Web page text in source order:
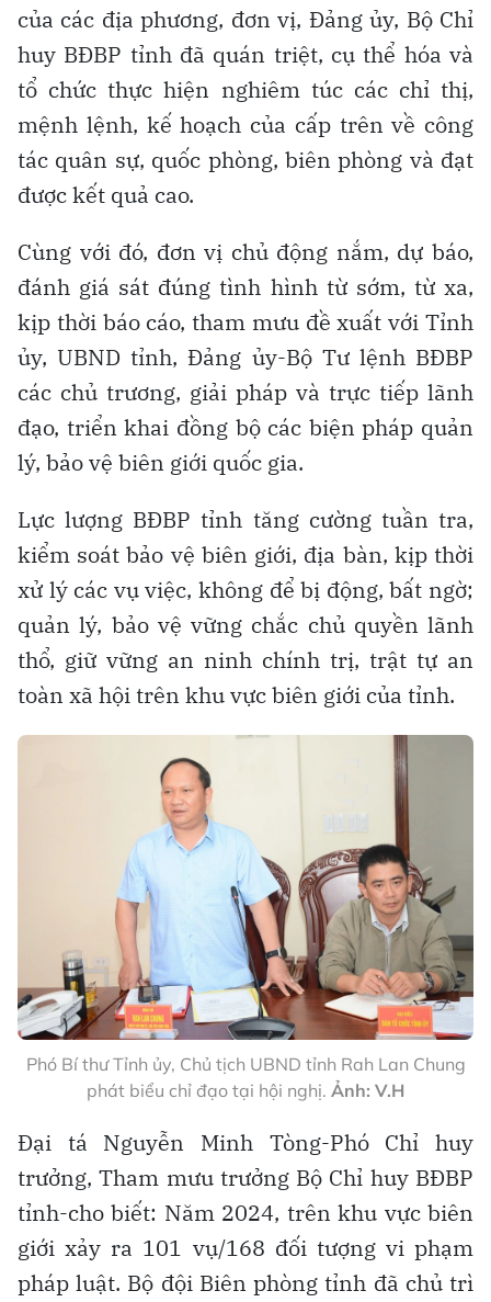
của các địa phương, đơn vị, Đảng ủy, Bộ Chỉ
huy BĐBP tỉnh đã quán triệt, cụ thể hóa và
tổ chức thực hiện nghiêm túc các chỉ thị,
mệnh lệnh, kế hoạch của cấp trên về công
tác quân sự, quốc phòng, biên phòng và đạt
được kết quả cao.
Cùng với đó, đơn vị chủ động nắm, dự báo,
đánh giá sát đúng tình hình từ sớm, từ xa,
kịp thời báo cáo, tham mưu đề xuất với Tỉnh
ủy, UBND tỉnh, Đảng ủy-Bộ Tư lệnh BĐBP
các chủ trương, giải pháp và trực tiếp lãnh
đạo, triển khai đồng bộ các biện pháp quản
lý, bảo vệ biên giới quốc gia.
Lực lượng BĐBP tỉnh tăng cường tuần tra,
kiểm soát bảo vệ biên giới, địa bàn, kịp thời
xử lý các vụ việc, không để bị động, bất ngờ;
quản lý, bảo vệ vững chắc chủ quyền lãnh
thổ, giữ vững an ninh chính trị, trật tự an
toàn xã hội trên khu vực biên giới của tỉnh.
Phó Bí thư Tỉnh ủy, Chủ tịch UBND tỉnh Rah Lan Chung
phát biểu chỉ đạo tại hội nghị. Ảnh: V.H
Đại tá Nguyễn Minh Tòng-Phó Chỉ huy
trưởng, Tham mưu trưởng Bộ Chỉ huy BĐBP
tỉnh-cho biết: Năm 2024, trên khu vực biên
giới xảy ra 101 vụ/168 đối tượng vi phạm
pháp luật. Bộ đội Biên phòng tỉnh đã chủ trì